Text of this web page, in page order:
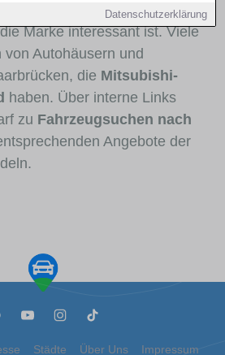
Datenschutzerklärung
zu sehen sind und für
Marke interessant ist. Viele
Autohäusern und
die Mitsubishi-
haben. Über interne Links
zu Fahrzeugsuchen nach
Angebote der
Städte Über Uns Impressum